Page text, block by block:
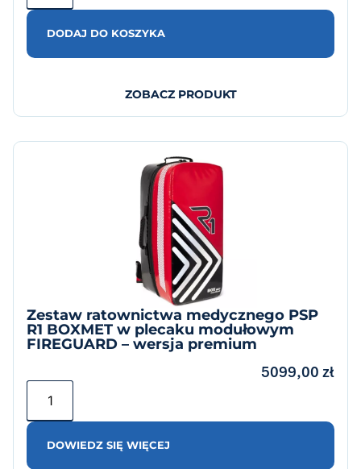
DODAJ DO KOSZYKA
ZOBACZ PRODUKT
Zestaw ratownictwa medycznego PSP
R1 BOXMET w plecaku modułowym
FIREGUARD – wersja premium
5099,00 zł
DOWIEDZ SIĘ WIĘCEJ